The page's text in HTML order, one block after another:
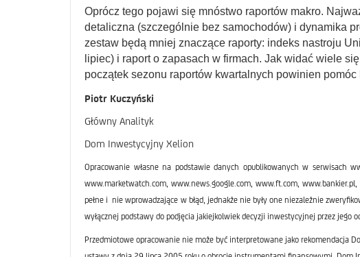
Oprócz tego pojawi się mnóstwo raportów makro.
detaliczna (szczególnie bez samochodów) i dynamika
zestaw będą mniej znaczące raporty: indeks nastroju
lipiec) i raport o zapasach w firmach. Jak widać wiele
początek sezonu raportów kwartalnych powinien pomóc
Piotr Kuczyński
Główny Analityk
Dom Inwestycyjny Xelion
Opracowanie własne na podstawie danych opublikowanych w serwisach
www.marketwatch.com, www.news.google.com, www.ft.com, www.bankier.pl,
pełne i nie wprowadzające w błąd, jednakże nie były one niezależnie
wyłącznej podstawy do podjęcia jakiejkolwiek decyzji inwestycyjnej przez jego
Przedmiotowe opracowanie nie może być interpretowane jako rekomendacja